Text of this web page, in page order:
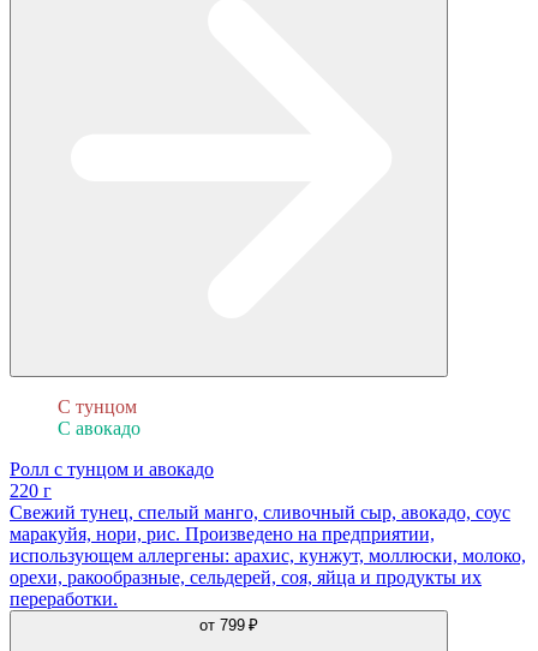
С тунцом
С авокадо
Ролл с тунцом и авокадо
220 г
Свежий тунец, спелый манго, сливочный сыр, авокадо, соус
маракуйя, нори, рис. Произведено на предприятии,
использующем аллергены: арахис, кунжут, моллюски, молоко,
орехи, ракообразные, сельдерей, соя, яйца и продукты их
переработки.
от 799 ₽